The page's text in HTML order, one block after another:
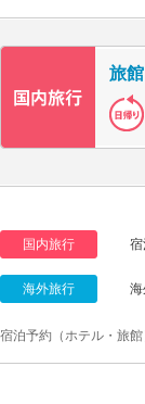
旅
国内旅行
海外旅行
宿泊予約（ホテル・旅